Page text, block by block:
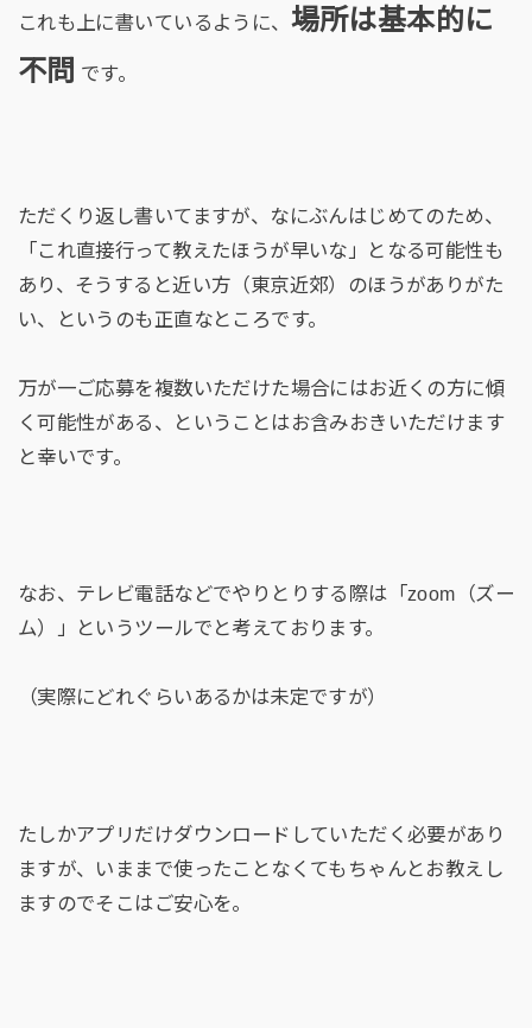
これも上に書いているように、 場所は基本的に
不問 です。
ただくり返し書いてますが、なにぶんはじめてのため、
「これ直接行って教えたほうが早いな」となる可能性も
あり、そうすると近い方（東京近郊）のほうがありがた
い、というのも正直なところです。
万が一ご応募を複数いただけた場合にはお近くの方に傾
く可能性がある、ということはお含みおきいただけます
と幸いです。
なお、テレビ電話などでやりとりする際は「zoom（ズー
ム）」というツールでと考えております。
（実際にどれぐらいあるかは未定ですが）
たしかアプリだけダウンロードしていただく必要があり
ますが、いままで使ったことなくてもちゃんとお教えし
ますのでそこはご安心を。